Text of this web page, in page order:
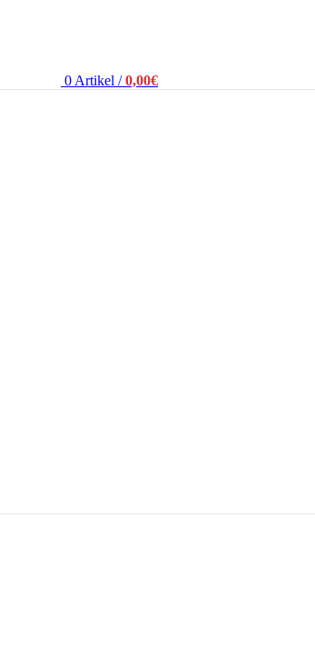
0 Artikel / 0,00€